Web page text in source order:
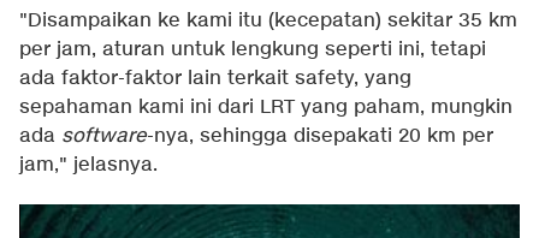
"Disampaikan ke kami itu (kecepatan) sekitar 35 km
per jam, aturan untuk lengkung seperti ini, tetapi
ada faktor-faktor lain terkait safety, yang
sepahaman kami ini dari LRT yang paham, mungkin
ada software-nya, sehingga disepakati 20 km per
jam," jelasnya.